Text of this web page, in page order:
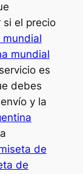
si el precio
mundial
mundial
servicio es
debes
y la
de
de